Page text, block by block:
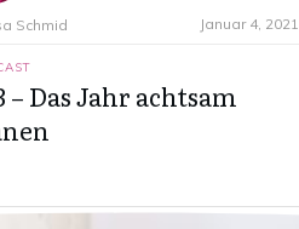
Schmid Januar 4, 2021
– Das Jahr achtsam